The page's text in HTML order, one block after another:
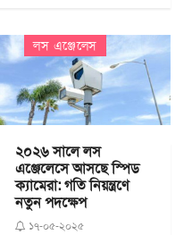
লস এঞ্জেলেস
২০২৬ সালে লস
এঞ্জেলেসে আসছে স্পিড
ক্যামেরা: গতি নিয়ন্ত্রণে
নতুন পদক্ষেপ
১৭-০৫-২০২৫